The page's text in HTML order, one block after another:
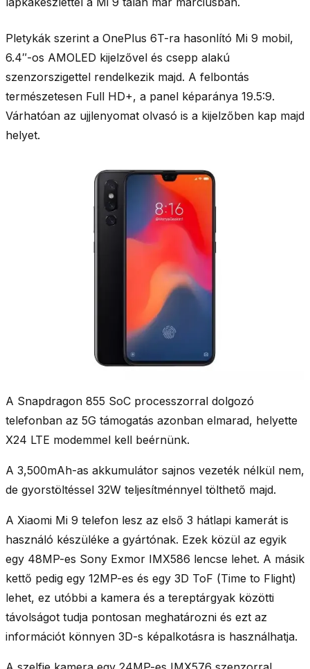
Pletykák szerint a OnePlus 6T-ra hasonlító Mi 9 mobil,
6.4″-os AMOLED kijelzővel és csepp alakú
szenzorszigettel rendelkezik majd. A felbontás
természetesen Full HD+, a panel képaránya 19.5:9.
Várhatóan az ujjlenyomat olvasó is a kijelzőben kap majd
helyet.
A Snapdragon 855 SoC processzorral dolgozó
telefonban az 5G támogatás azonban elmarad, helyette
X24 LTE modemmel kell beérnünk.
A 3,500mAh-as akkumulátor sajnos vezeték nélkül nem,
de gyorstöltéssel 32W teljesítménnyel tölthető majd.
A Xiaomi Mi 9 telefon lesz az első 3 hátlapi kamerát is
használó készüléke a gyártónak. Ezek közül az egyik
egy 48MP-es Sony Exmor IMX586 lencse lehet. A másik
kettő pedig egy 12MP-es és egy 3D ToF (Time to Flight)
lehet, ez utóbbi a kamera és a tereptárgyak közötti
távolságot tudja pontosan meghatározni és ezt az
információt könnyen 3D-s képalkotásra is használhatja.